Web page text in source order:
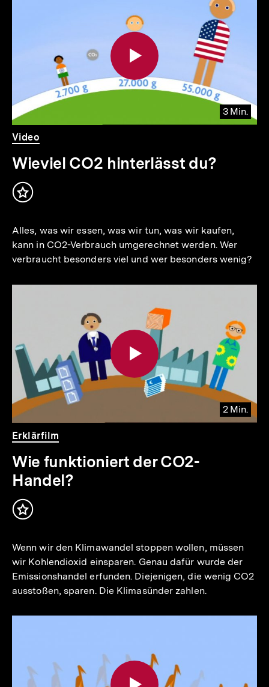
3 Min.
Video
Dauer
3
Min.
Video
Wieviel CO2 hinterlässt du?
Inhalt
Alles, was wir essen, was wir tun, was wir kaufen,
kann in CO2-Verbrauch umgerechnet werden. Wer
verbraucht besonders viel und wer besonders wenig?
2 Min.
Video
Dauer
2
Min.
Erklärfilm
Wie funktioniert der CO2-
Handel?
Inhalt
Wenn wir den Klimawandel stoppen wollen, müssen
wir Kohlendioxid einsparen. Genau dafür wurde der
Emissionshandel erfunden. Diejenigen, die wenig CO2
ausstoßen, sparen. Die Klimasünder zahlen.